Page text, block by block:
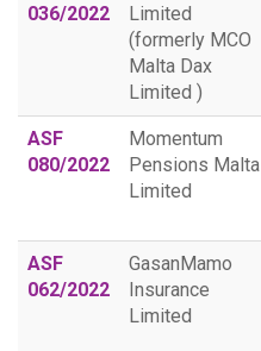
036/2022
Limited
(formerly MCO
Malta Dax
Limited )
ASF
080/2022
Momentum
Pensions Malta
Limited
ASF
062/2022
GasanMamo
Insurance
Limited